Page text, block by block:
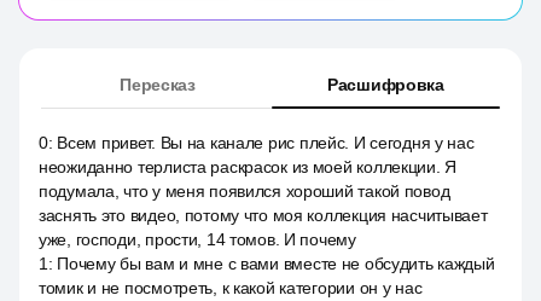
Пересказ Расшифровка
0: Всем привет. Вы на канале рис плейс. И сегодня у нас
неожиданно терлиста раскрасок из моей коллекции. Я
подумала, что у меня появился хороший такой повод
заснять это видео, потому что моя коллекция насчитывает
уже, господи, прости, 14 томов. И почему
1 : Почему бы вам и мне с вами вместе не обсудить каждый
томик и не посмотреть, к какой категории он у нас